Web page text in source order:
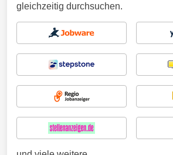
gleichzeitig durchsuchen.